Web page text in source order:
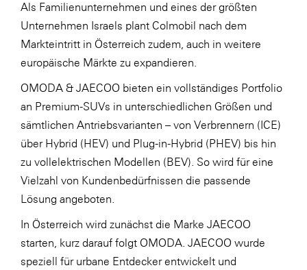
Als Familienunternehmen und eines der größten
Unternehmen Israels plant Colmobil nach dem
Markteintritt in Österreich zudem, auch in weitere
europäische Märkte zu expandieren.
OMODA & JAECOO bieten ein vollständiges Portfolio
an Premium-SUVs in unterschiedlichen Größen und
sämtlichen Antriebsvarianten – von Verbrennern (ICE)
über Hybrid (HEV) und Plug-in-Hybrid (PHEV) bis hin
zu vollelektrischen Modellen (BEV). So wird für eine
Vielzahl von Kundenbedürfnissen die passende
Lösung angeboten.
In Österreich wird zunächst die Marke JAECOO
starten, kurz darauf folgt OMODA. JAECOO wurde
speziell für urbane Entdecker entwickelt und